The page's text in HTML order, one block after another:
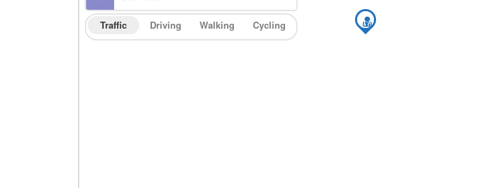
Traffic Driving Walking Cycling